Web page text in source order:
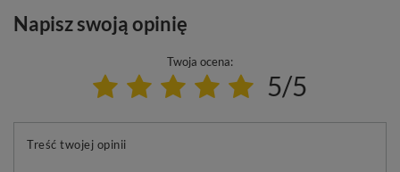
Napisz swoją opinię
Twoja ocena:
5/5
Treść twojej opinii